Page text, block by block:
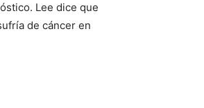
Lee dice que
de cáncer en